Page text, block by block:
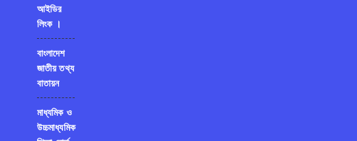
আইডির
লিংক ।
বাংলাদেশ
জাতীয় তথ্য
বাতায়ন
মাধ্যমিক ও
উচ্চমাধ্যমিক